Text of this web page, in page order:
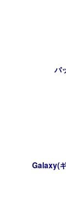
バ
Galaxy(